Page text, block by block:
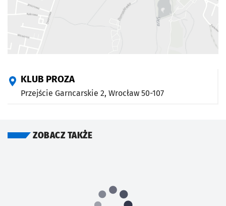
KLUB PROZA
Przejście Garncarskie 2, Wrocław 50-107
ZOBACZ TAKŻE